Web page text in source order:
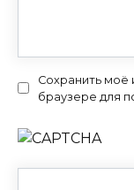
Сохранить моё
браузере для